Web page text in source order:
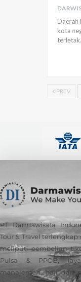
Daerah
kota
PREV
PT Darmawisata
Tour & Travel
meliputi pembelian
Pulsa & PPOB,
manajemen, haji dan